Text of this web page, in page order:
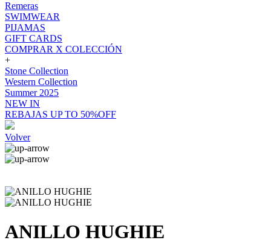
Remeras
SWIMWEAR
PIJAMAS
GIFT CARDS
COMPRAR X COLECCIÓN
+
Stone Collection
Western Collection
Summer 2025
NEW IN
REBAJAS UP TO 50%OFF
Volver
ANILLO HUGHIE